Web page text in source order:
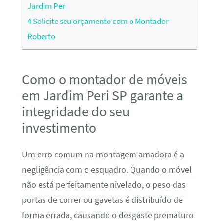
Jardim Peri
4Solicite seu orçamento com o Montador
Roberto
Como o montador de móveis
em Jardim Peri SP garante a
integridade do seu
investimento
Um erro comum na montagem amadora é a
negligência com o esquadro. Quando o móvel
não está perfeitamente nivelado, o peso das
portas de correr ou gavetas é distribuído de
forma errada, causando o desgaste prematuro